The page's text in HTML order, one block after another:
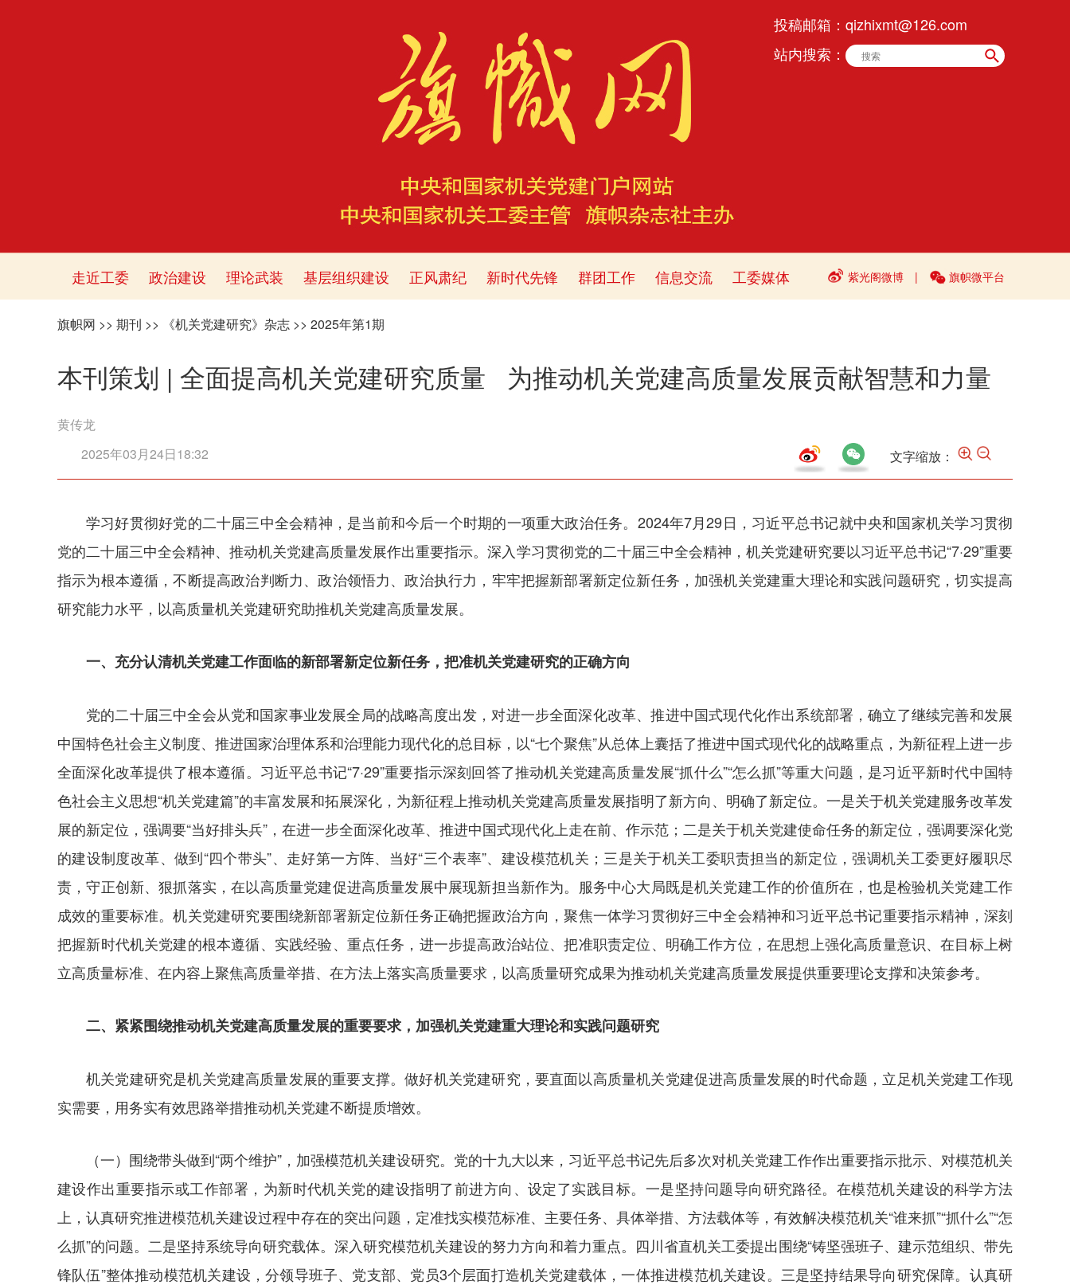
投稿邮箱： qizhixmt@126.com
站内搜索：
走近工委 政治建设 理论武装 基层组织建设 正风肃纪 新时代先锋 群团工作 信息交流 工委媒体 紫光阁微博 | 旗帜微平台
旗帜网 >> 期刊 >> 《机关党建研究》杂志 >> 2025年第1期
本刊策划 | 全面提高机关党建研究质量 为推动机关党建高质量发展贡献智慧和力量
黄传龙
2025年03月24日18:32
文字缩放：
学习好贯彻好党的二十届三中全会精神，是当前和今后一个时期的一项重大政治任务。2024年7月29日，习近平总书记就中央和国家机关学习贯彻
党的二十届三中全会精神、推动机关党建高质量发展作出重要指示。深入学习贯彻党的二十届三中全会精神，机关党建研究要以习近平总书记“7·29”重要
指示为根本遵循，不断提高政治判断力、政治领悟力、政治执行力，牢牢把握新部署新定位新任务，加强机关党建重大理论和实践问题研究，切实提高
研究能力水平，以高质量机关党建研究助推机关党建高质量发展。
一、充分认清机关党建工作面临的新部署新定位新任务，把准机关党建研究的正确方向
党的二十届三中全会从党和国家事业发展全局的战略高度出发，对进一步全面深化改革、推进中国式现代化作出系统部署，确立了继续完善和发展
中国特色社会主义制度、推进国家治理体系和治理能力现代化的总目标，以“七个聚焦”从总体上囊括了推进中国式现代化的战略重点，为新征程上进一步
全面深化改革提供了根本遵循。习近平总书记“7·29”重要指示深刻回答了推动机关党建高质量发展“抓什么”“怎么抓”等重大问题，是习近平新时代中国特
色社会主义思想“机关党建篇”的丰富发展和拓展深化，为新征程上推动机关党建高质量发展指明了新方向、明确了新定位。一是关于机关党建服务改革发
展的新定位，强调要“当好排头兵”，在进一步全面深化改革、推进中国式现代化上走在前、作示范；二是关于机关党建使命任务的新定位，强调要深化党
的建设制度改革、做到“四个带头”、走好第一方阵、当好“三个表率”、建设模范机关；三是关于机关工委职责担当的新定位，强调机关工委更好履职尽
责，守正创新、狠抓落实，在以高质量党建促进高质量发展中展现新担当新作为。服务中心大局既是机关党建工作的价值所在，也是检验机关党建工作
成效的重要标准。机关党建研究要围绕新部署新定位新任务正确把握政治方向，聚焦一体学习贯彻好三中全会精神和习近平总书记重要指示精神，深刻
把握新时代机关党建的根本遵循、实践经验、重点任务，进一步提高政治站位、把准职责定位、明确工作方位，在思想上强化高质量意识、在目标上树
立高质量标准、在内容上聚焦高质量举措、在方法上落实高质量要求，以高质量研究成果为推动机关党建高质量发展提供重要理论支撑和决策参考。
二、紧紧围绕推动机关党建高质量发展的重要要求，加强机关党建重大理论和实践问题研究
机关党建研究是机关党建高质量发展的重要支撑。做好机关党建研究，要直面以高质量机关党建促进高质量发展的时代命题，立足机关党建工作现
实需要，用务实有效思路举措推动机关党建不断提质增效。
（一）围绕带头做到“两个维护”，加强模范机关建设研究。党的十九大以来，习近平总书记先后多次对机关党建工作作出重要指示批示、对模范机关
建设作出重要指示或工作部署，为新时代机关党的建设指明了前进方向、设定了实践目标。一是坚持问题导向研究路径。在模范机关建设的科学方法
上，认真研究推进模范机关建设过程中存在的突出问题，定准找实模范标准、主要任务、具体举措、方法载体等，有效解决模范机关“谁来抓”“抓什么”“怎
么抓”的问题。二是坚持系统导向研究载体。深入研究模范机关建设的努力方向和着力重点。四川省直机关工委提出围绕“铸坚强班子、建示范组织、带先
锋队伍”整体推动模范机关建设，分领导班子、党支部、党员3个层面打造机关党建载体，一体推进模范机关建设。三是坚持结果导向研究保障。认真研